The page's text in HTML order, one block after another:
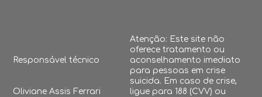
Responsável técnico
Oliviane Assis Ferrari
Atenção: Este site não
oferece tratamento ou
aconselhamento imediato
para pessoas em crise
suicida. Em caso de crise,
ligue para 188 (CVV) ou